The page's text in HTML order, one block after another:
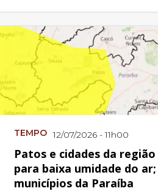
TEMPO 12/07/2026 - 11h00
Patos e cidades da
para baixa umidade do
municípios da Paraíba